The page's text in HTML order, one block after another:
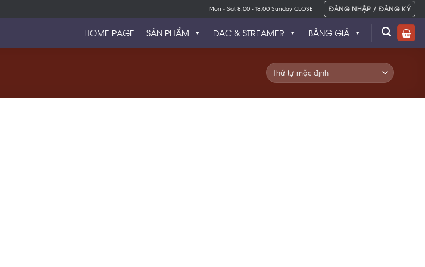
Mon - Sat 8.00 - 18.00 Sunday CLOSE ĐĂNG NHẬP / ĐĂNG KÝ
HOME PAGE SẢN PHẨM BẢNG GIÁ
DAC & STREAMER